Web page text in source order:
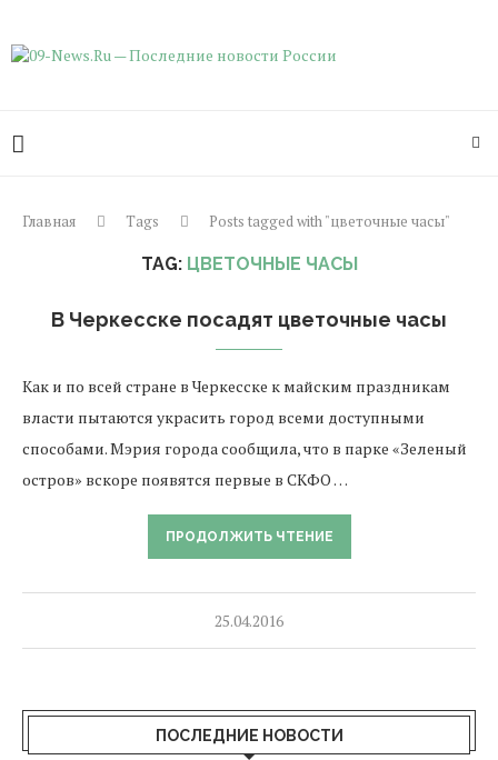
Главная Tags Posts tagged with "цветочные часы"
TAG: ЦВЕТОЧНЫЕ ЧАСЫ
В Черкесске посадят цветочные часы
Как и по всей стране в Черкесске к майским праздникам
власти пытаются украсить город всеми доступными
способами. Мэрия города сообщила, что в парке «Зеленый
остров» вскоре появятся первые в СКФО …
ПРОДОЛЖИТЬ ЧТЕНИЕ
25.04.2016
ПОСЛЕДНИЕ НОВОСТИ